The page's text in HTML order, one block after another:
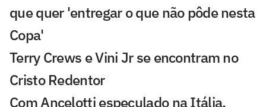
que quer 'entregar o que não pôde nesta
Copa'
Terry Crews e Vini Jr se encontram no
Cristo Redentor
Com Ancelotti especulado na Itália,